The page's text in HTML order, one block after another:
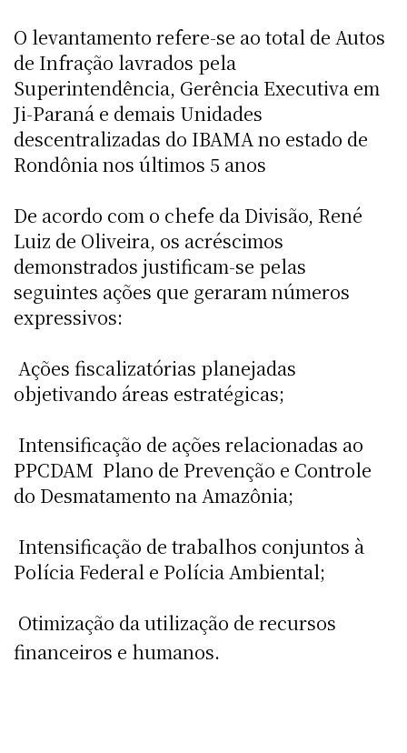
O levantamento refere-se ao total de Autos
de Infração lavrados pela
Superintendência, Gerência Executiva em
Ji-Paraná e demais Unidades
descentralizadas do IBAMA no estado de
Rondônia nos últimos 5 anos
De acordo com o chefe da Divisão, René
Luiz de Oliveira, os acréscimos
demonstrados justificam-se pelas
seguintes ações que geraram números
expressivos:
 Ações fiscalizatórias planejadas
objetivando áreas estratégicas;
 Intensificação de ações relacionadas ao
PPCDAM  Plano de Prevenção e Controle
do Desmatamento na Amazônia;
 Intensificação de trabalhos conjuntos à
Polícia Federal e Polícia Ambiental;
 Otimização da utilização de recursos
financeiros e humanos.